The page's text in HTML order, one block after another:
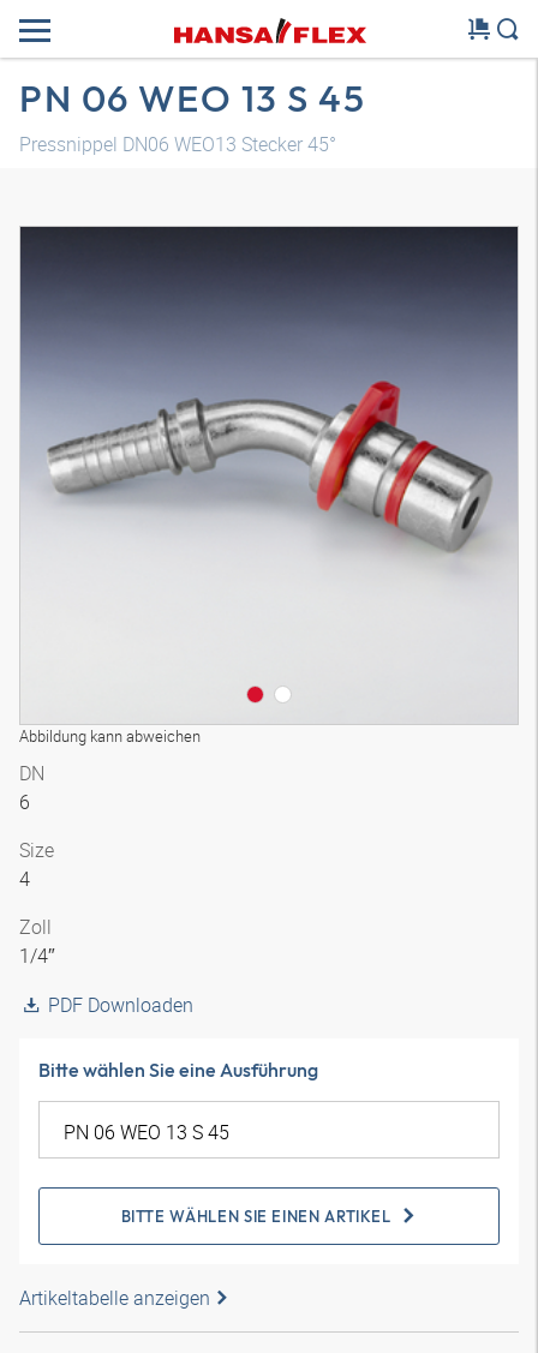
PN 06 WEO 13 S 45
Pressnippel DN06 WEO13 Stecker 45°
Abbildung kann abweichen
DN
6
Size
4
Zoll
1/4″
PDF Downloaden
Bitte wählen Sie eine Ausführung
BITTE WÄHLEN SIE EINEN ARTIKEL
Artikeltabelle anzeigen